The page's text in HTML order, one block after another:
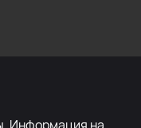
Информация на